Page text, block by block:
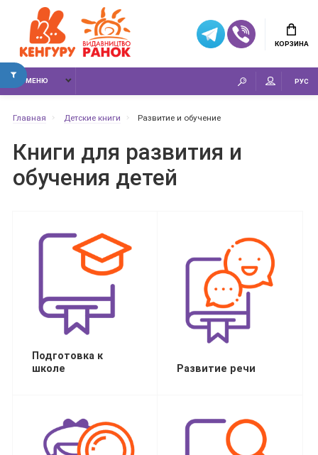
КОРЗИНА
МЕНЮ РУС
Главная Детские книги Развитие и обучение
Книги для развития и
обучения детей
Подготовка к
школе
Развитие речи